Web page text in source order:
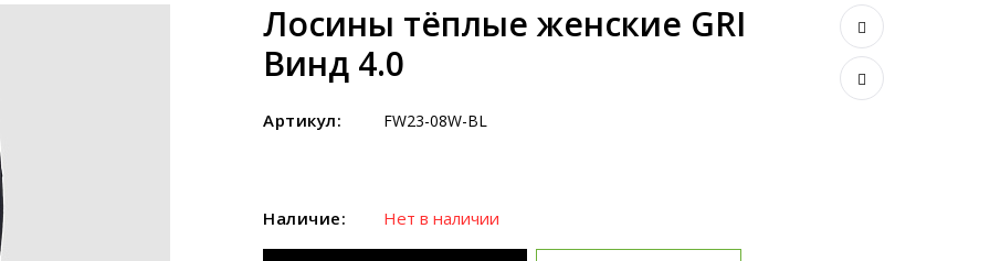
Лосины тёплые женские GRI
Винд 4.0
Артикул: FW23-08W-BL
Наличие: Нет в наличии